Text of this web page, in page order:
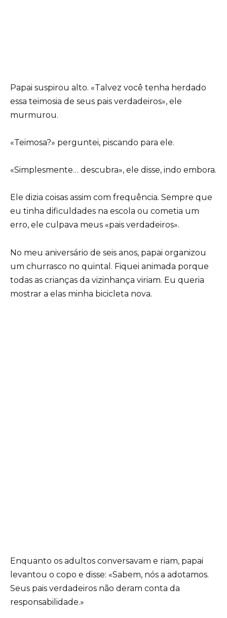
Papai suspirou alto. «Talvez você tenha herdado
essa teimosia de seus pais verdadeiros», ele
murmurou.
«Teimosa?» perguntei, piscando para ele.
«Simplesmente… descubra», ele disse, indo embora.
Ele dizia coisas assim com frequência. Sempre que
eu tinha dificuldades na escola ou cometia um
erro, ele culpava meus «pais verdadeiros».
No meu aniversário de seis anos, papai organizou
um churrasco no quintal. Fiquei animada porque
todas as crianças da vizinhança viriam. Eu queria
mostrar a elas minha bicicleta nova.
Enquanto os adultos conversavam e riam, papai
levantou o copo e disse: «Sabem, nós a adotamos.
Seus pais verdadeiros não deram conta da
responsabilidade.»